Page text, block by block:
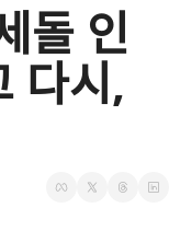
인
다시,